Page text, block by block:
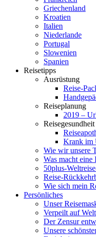
Griechenland
Kroatien
Italien
Niederlande
Portugal
Slowenien
Spanien
Reisetipps
Ausrüstung
Reise-
Reiseplanung
2019 –
Reisegesundheit
Krank im
Wie wir unsere
Was macht
50plus-
Reise-
Wie sich mein
Persönliches
Unser
Verpeilt auf
Der Zensur
Unsere